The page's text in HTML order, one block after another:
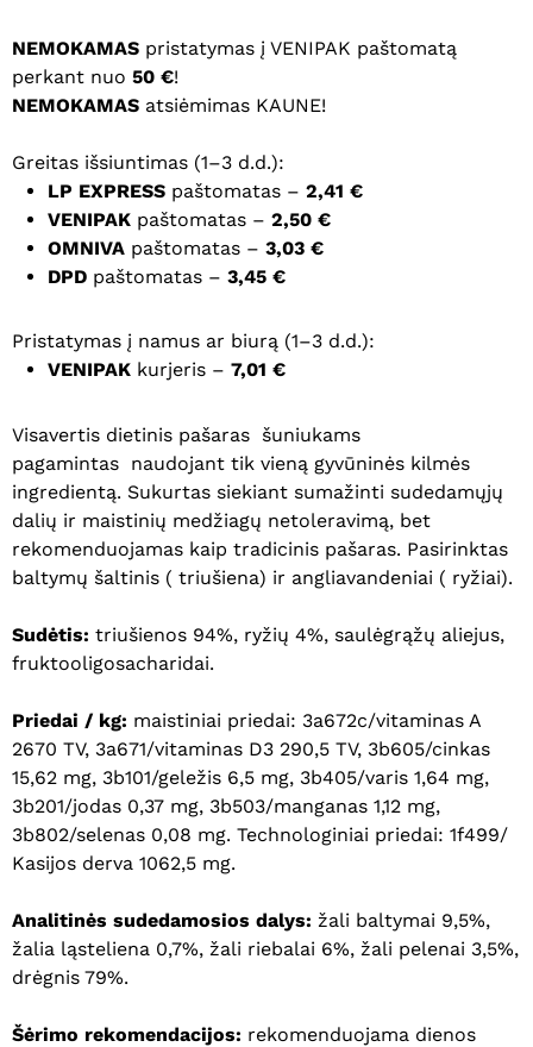
NEMOKAMAS pristatymas į VENIPAK paštomatą
perkant nuo 50 €!
NEMOKAMAS atsiėmimas KAUNE!
Greitas išsiuntimas (1–3 d.d.):
LP EXPRESS paštomatas – 2,41 €
VENIPAK paštomatas – 2,50 €
OMNIVA paštomatas – 3,03 €
DPD paštomatas – 3,45 €
Pristatymas į namus ar biurą (1–3 d.d.):
VENIPAK kurjeris – 7,01 €
Visavertis dietinis pašaras šuniukams
pagamintas naudojant tik vieną gyvūninės kilmės
ingredientą. Sukurtas siekiant sumažinti sudedamųjų
dalių ir maistinių medžiagų netoleravimą, bet
rekomenduojamas kaip tradicinis pašaras. Pasirinktas
baltymų šaltinis ( triušiena) ir angliavandeniai ( ryžiai).
Sudėtis: triušienos 94%, ryžių 4%, saulėgrąžų aliejus,
fruktooligosacharidai.
Priedai / kg: maistiniai priedai: 3a672c/vitaminas A
2670 TV, 3a671/vitaminas D3 290,5 TV, 3b605/cinkas
15,62 mg, 3b101/geležis 6,5 mg, 3b405/varis 1,64 mg,
3b201/jodas 0,37 mg, 3b503/manganas 1,12 mg,
3b802/selenas 0,08 mg. Technologiniai priedai: 1f499/
Kasijos derva 1062,5 mg.
Analitinės sudedamosios dalys: žali baltymai 9,5%,
žalia ląsteliena 0,7%, žali riebalai 6%, žali pelenai 3,5%,
drėgnis 79%.
Šėrimo rekomendacijos: rekomenduojama dienos
Pavadinimas*
El. paštas *
išsaugoti vardą, el. pašto adresą ir
interneto puslapį, kad jų nebereiktų
parašyti komentarą.